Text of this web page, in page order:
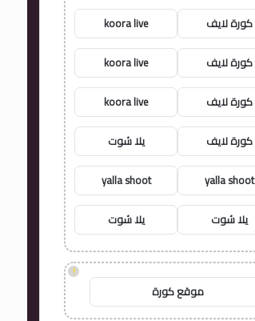
كورة لايف koora live
كورة لايف koora live
كورة لايف koora live
كورة لايف يلا شوت
yalla shoot
yalla shoot
يلا شوت يلا شوت
!
موقع كورة